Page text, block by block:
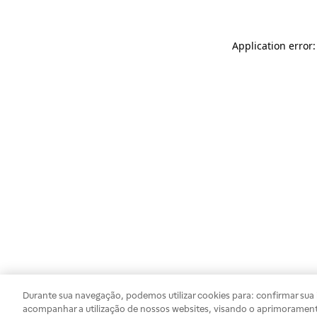
Application
Durante sua navegação, podemos utilizar cookies para: confirmar
acompanhar a utilização de nossos websites, visando o